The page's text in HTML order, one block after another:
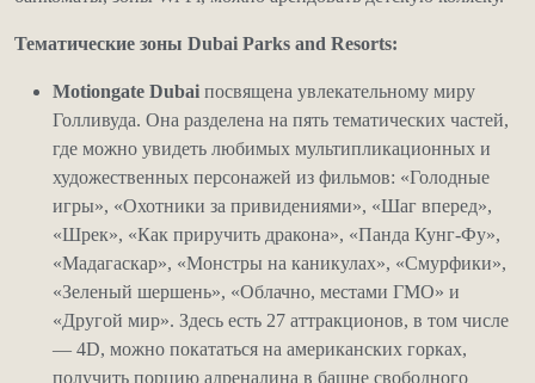
Тематические зоны Dubai Parks and Resorts:
Motiongate Dubai посвящена увлекательному миру
Голливуда. Она разделена на пять тематических частей,
где можно увидеть любимых мультипликационных и
художественных персонажей из фильмов: «Голодные
игры», «Охотники за привидениями», «Шаг вперед»,
«Шрек», «Как приручить дракона», «Панда Кунг-Фу»,
«Мадагаскар», «Монстры на каникулах», «Смурфики»,
«Зеленый шершень», «Облачно, местами ГМО» и
«Другой мир». Здесь есть 27 аттракционов, в том числе
— 4D, можно покататься на американских горках,
получить порцию адреналина в башне свободного